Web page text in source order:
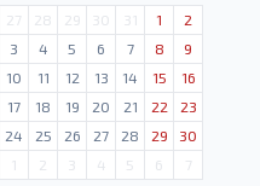
27 28 29 30 31 1
2
3 4 5 6 7 8
9
10 11 12 13 14 15
16
17 18 19 20 21 22
23
24 25 26 27 28 29
30
1 2 3 4 5 6 7